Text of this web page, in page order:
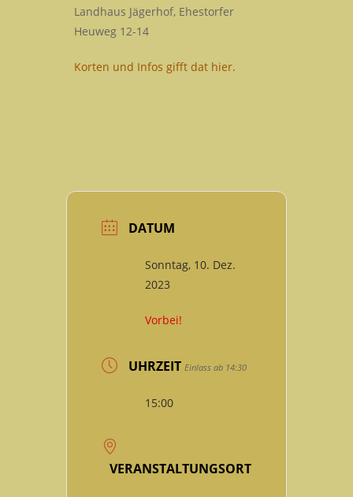
Landhaus Jägerhof, Ehestorfer
Heuweg 12-14
Korten und Infos gifft dat hier.
DATUM
Sonntag, 10. Dez.
2023
Vorbei!
UHRZEIT Einlass ab 14:30
15:00
VERANSTALTUNGSORT